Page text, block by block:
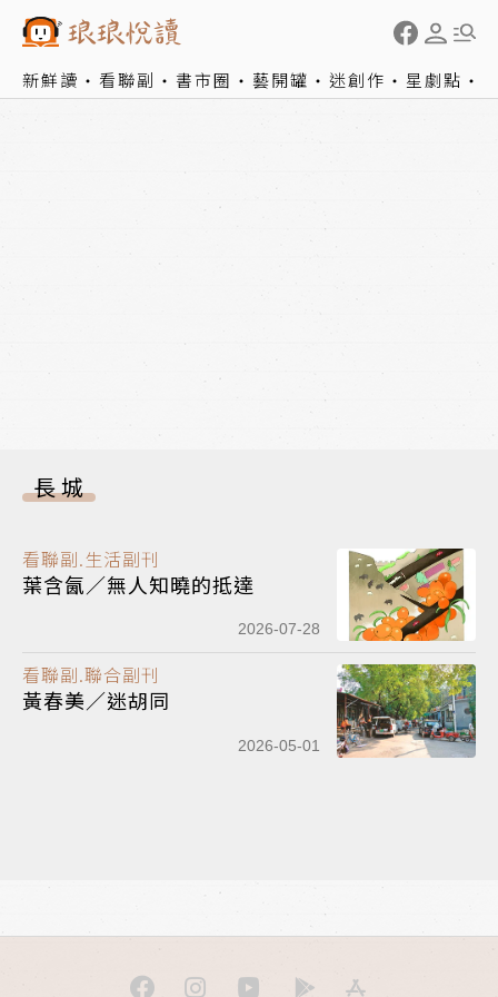
新鮮讀 看聯副 書市圈 藝開罐 迷創作 星劇點
長城
看聯副.生活副刊
葉含氤／無人知曉的抵達
2026-07-28
看聯副.聯合副刊
黃春美／迷胡同
2026-05-01